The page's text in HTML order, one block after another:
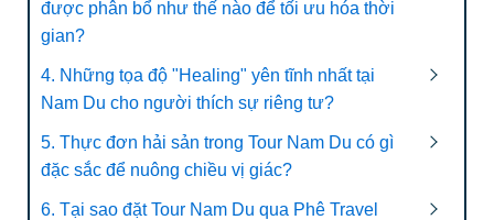
được phân bổ như thế nào để tối ưu hóa thời
gian?
4. Những tọa độ "Healing" yên tĩnh nhất tại
Nam Du cho người thích sự riêng tư?
5. Thực đơn hải sản trong Tour Nam Du có gì
đặc sắc để nuông chiều vị giác?
6. Tại sao đặt Tour Nam Du qua Phê Travel